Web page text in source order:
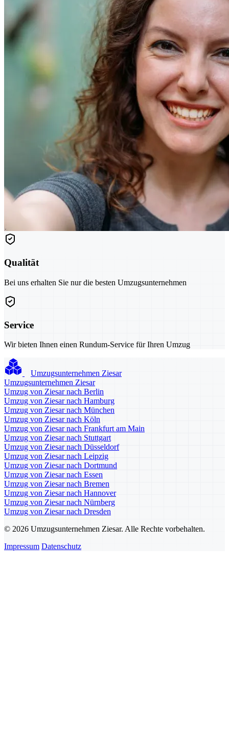
Qualität
Bei uns erhalten Sie nur die besten Umzugsunternehmen
Service
Wir bieten Ihnen einen Rundum-Service für Ihren Umzug
Umzugsunternehmen Ziesar
Umzugsunternehmen Ziesar
Umzug von Ziesar nach Berlin
Umzug von Ziesar nach Hamburg
Umzug von Ziesar nach München
Umzug von Ziesar nach Köln
Umzug von Ziesar nach Frankfurt am Main
Umzug von Ziesar nach Stuttgart
Umzug von Ziesar nach Düsseldorf
Umzug von Ziesar nach Leipzig
Umzug von Ziesar nach Dortmund
Umzug von Ziesar nach Essen
Umzug von Ziesar nach Bremen
Umzug von Ziesar nach Hannover
Umzug von Ziesar nach Nürnberg
Umzug von Ziesar nach Dresden
© 2026 Umzugsunternehmen Ziesar. Alle Rechte vorbehalten.
Impressum Datenschutz